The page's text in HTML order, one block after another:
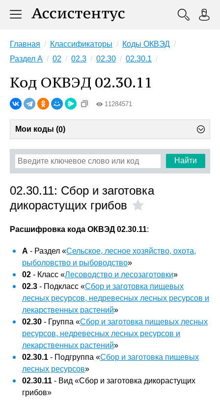
Главная Классификаторы
Коды ОКВЭД
Раздел A
02 02.3 02.30 02.30.1
Код ОКВЭД 02.30.11
11284571
Мои коды (0)
Найти
02.30.11: Сбор и заготовка
дикорастущих грибов
Расшифровка кода ОКВЭД 02.30.11:
A - Раздел «Сельское, лесное хозяйство, охота,
рыболовство и рыбоводство»
02 - Класс «Лесоводство и лесозаготовки»
02.3 - Подкласс «Сбор и заготовка пищевых
лесных ресурсов, недревесных лесных ресурсов и
лекарственных растений»
02.30 - Группа «Сбор и заготовка пищевых лесных
ресурсов, недревесных лесных ресурсов и
лекарственных растений»
02.30.1 - Подгруппа «Сбор и заготовка пищевых
лесных ресурсов»
02.30.11 - Вид «Сбор и заготовка дикорастущих
грибов»